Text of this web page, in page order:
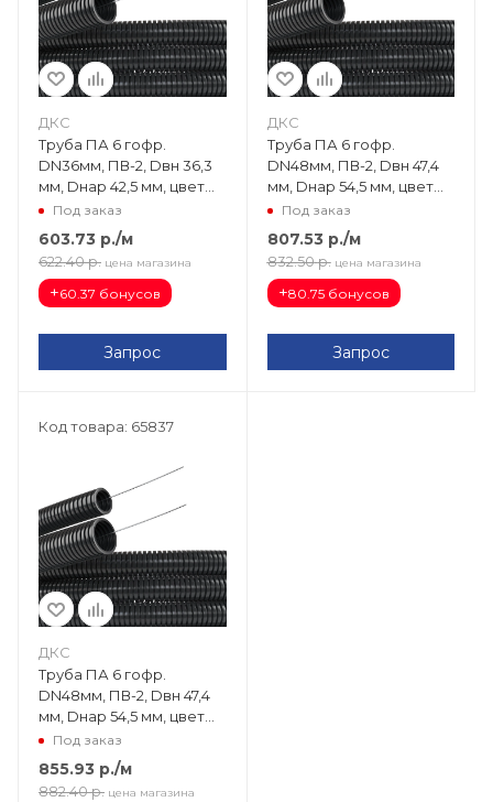
ДКС
Труба ПА 6 гофр.
DN36мм, ПВ-2, Dвн 36,3
мм, Dнар 42,5 мм, цвет
чёрный, с протяжкой
PA613643F2
Под заказ
603.73 р./м
622.40 р. цена магазина
+60.37 бонусов
Запрос
ДКС
Труба ПА 6 гофр.
DN48мм, ПВ-2, Dвн 47,4
мм, Dнар 54,5 мм, цвет
чёрный PA604855F2
Под заказ
807.53р./м
832.50 р. цена магазина
+80.75 бонусов
Запрос
Код товара: 65837
ДКС
Труба ПА 6 гофр.
DN48мм, ПВ-2, Dвн 47,4
мм, Dнар 54,5 мм, цвет
чёрный, с протяжкой
PA614855F2
Под заказ
855.93 р./м
882.40 р. цена магазина